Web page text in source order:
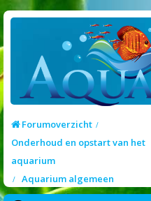
Forumoverzicht
Onderhoud en opstart van het
aquarium
Aquarium algemeen